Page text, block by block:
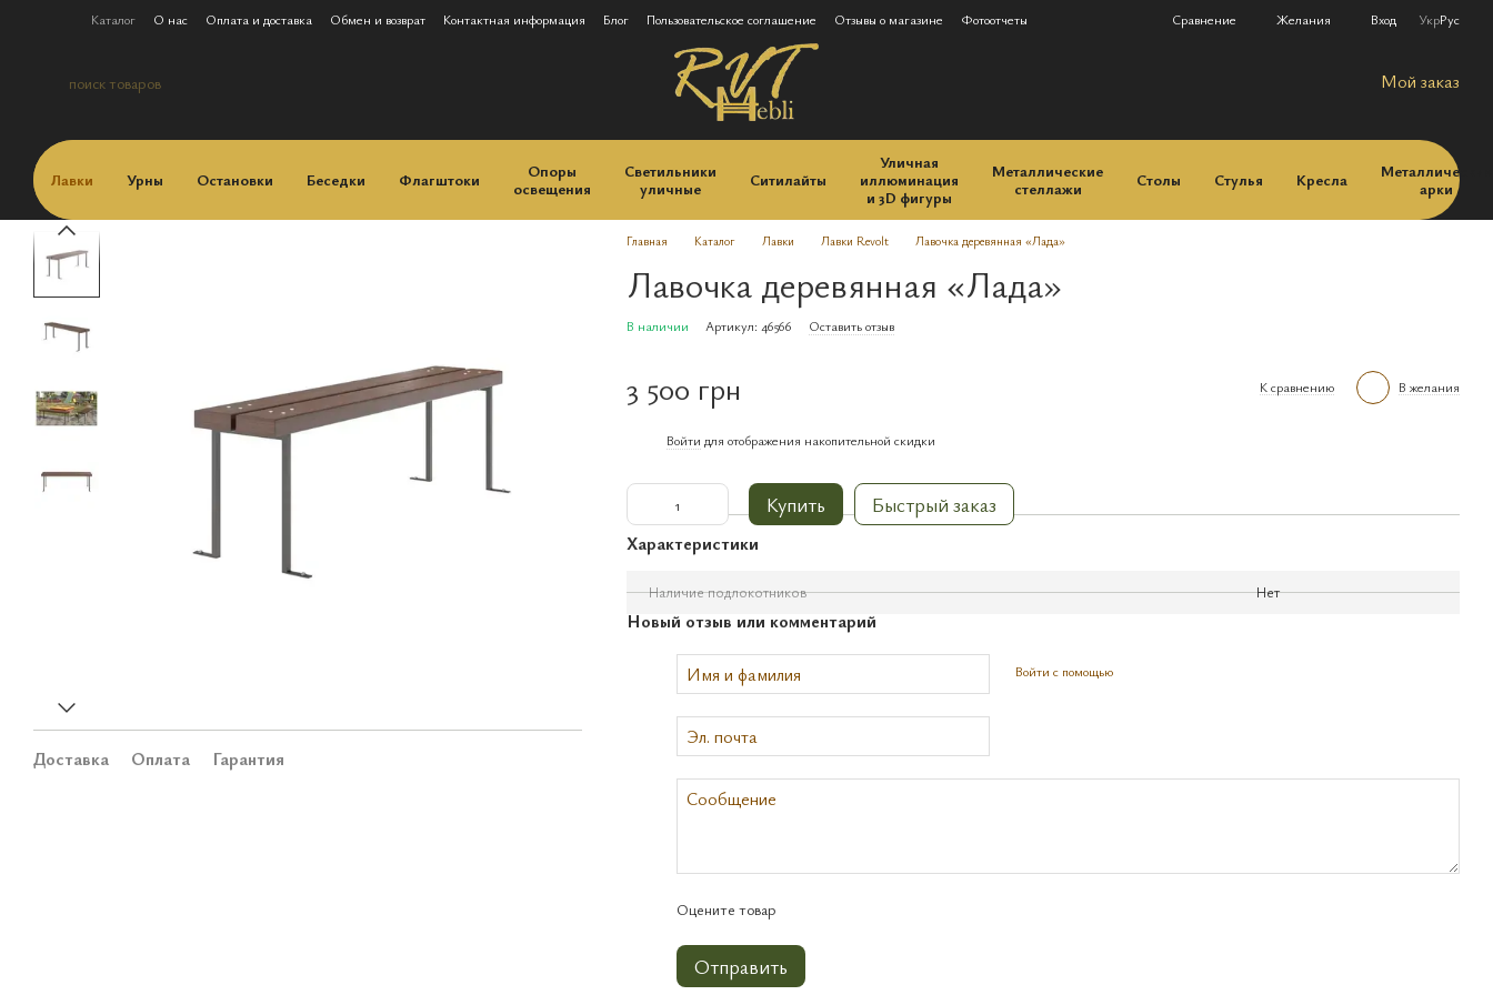
Перейти к основному контенту
Каталог О нас Оплата и доставка Обмен и возврат Контактная информация Блог Пользовательское соглашение Отзывы о магазине
Фотоотчеты
Сравнение Желания Вход УкрРус
Мой заказ
Лавки Урны Остановки Беседки Флагштоки
Опоры
освещения
Светильники
уличные
Ситилайты
Уличная
иллюминация
и 3D фигуры
Металлические
стеллажи
Столы Стулья Кресла
Металлические
арки
Доставка Оплата Гарантия
Главная Каталог Лавки Лавки Revolt Лавочка деревянная «Лада»
Лавочка деревянная «Лада»
В наличии Артикул: 46566 Оставить отзыв
3 500 грн К сравнению В желания
Войти для отображения накопительной скидки
Купить Быстрый заказ
Характеристики
Наличие подлокотников Нет
Новый отзыв или комментарий
Войти с помощью
Оцените товар
Отправить